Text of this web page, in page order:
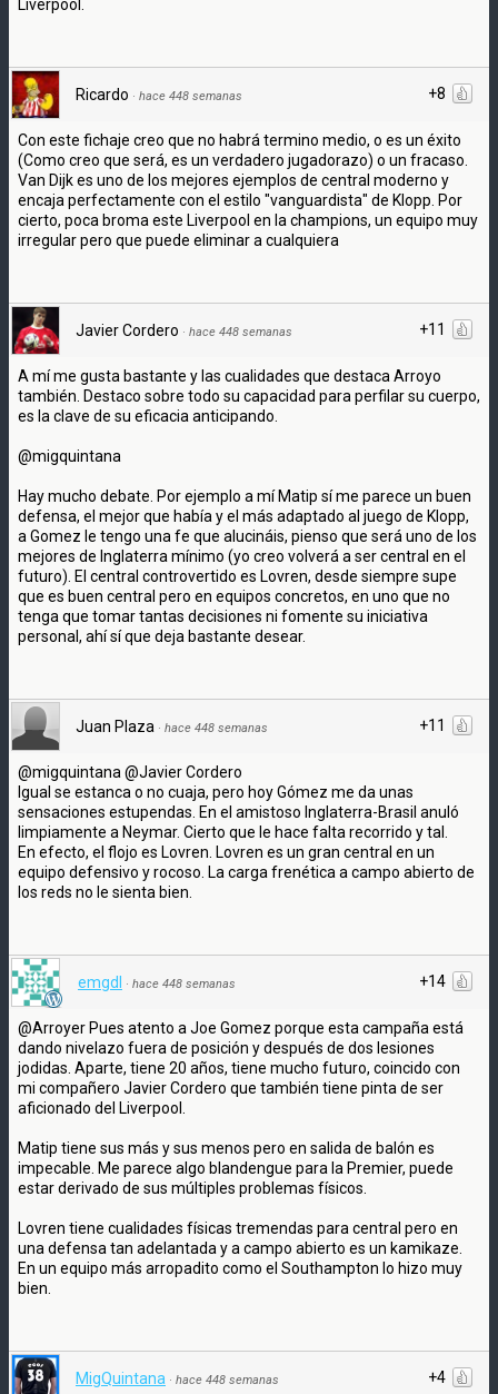
Liverpool.
+8
Ricardo · hace 448 semanas
Con este fichaje creo que no habrá termino medio, o es un éxito
(Como creo que será, es un verdadero jugadorazo) o un fracaso.
Van Dijk es uno de los mejores ejemplos de central moderno y
encaja perfectamente con el estilo "vanguardista" de Klopp. Por
cierto, poca broma este Liverpool en la champions, un equipo muy
irregular pero que puede eliminar a cualquiera
+11
Javier Cordero · hace 448 semanas
A mí me gusta bastante y las cualidades que destaca Arroyo
también. Destaco sobre todo su capacidad para perfilar su cuerpo,
es la clave de su eficacia anticipando.
@migquintana
Hay mucho debate. Por ejemplo a mí Matip sí me parece un buen
defensa, el mejor que había y el más adaptado al juego de Klopp,
a Gomez le tengo una fe que alucináis, pienso que será uno de los
mejores de Inglaterra mínimo (yo creo volverá a ser central en el
futuro). El central controvertido es Lovren, desde siempre supe
que es buen central pero en equipos concretos, en uno que no
tenga que tomar tantas decisiones ni fomente su iniciativa
personal, ahí sí que deja bastante desear.
+11
Juan Plaza · hace 448 semanas
@migquintana @Javier Cordero
Igual se estanca o no cuaja, pero hoy Gómez me da unas
sensaciones estupendas. En el amistoso Inglaterra-Brasil anuló
limpiamente a Neymar. Cierto que le hace falta recorrido y tal.
En efecto, el flojo es Lovren. Lovren es un gran central en un
equipo defensivo y rocoso. La carga frenética a campo abierto de
los reds no le sienta bien.
+14
emgdl · hace 448 semanas
@Arroyer Pues atento a Joe Gomez porque esta campaña está
dando nivelazo fuera de posición y después de dos lesiones
jodidas. Aparte, tiene 20 años, tiene mucho futuro, coincido con
mi compañero Javier Cordero que también tiene pinta de ser
aficionado del Liverpool.
Matip tiene sus más y sus menos pero en salida de balón es
impecable. Me parece algo blandengue para la Premier, puede
estar derivado de sus múltiples problemas físicos.
Lovren tiene cualidades físicas tremendas para central pero en
una defensa tan adelantada y a campo abierto es un kamikaze.
En un equipo más arropadito como el Southampton lo hizo muy
bien.
+4
MigQuintana · hace 448 semanas